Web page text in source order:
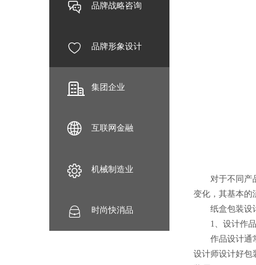
品牌战略咨询
品牌形象设计
集团企业
互联网金融
机械制造业
时尚快消品
对于不同产品
变化，其基本的
纸盒包装设计
1、设计作品
作品设计通常
设计师设计好包